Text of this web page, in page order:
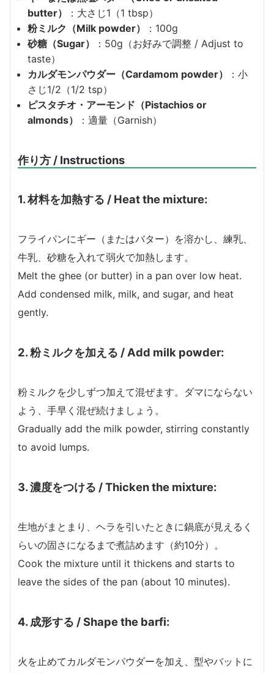
butter）
：大さじ1（1 tbsp）
粉ミルク（Milk powder）
：100g
砂糖（Sugar）
：50g（お好みで調整 / Adjust to
taste）
カルダモンパウダー（Cardamom powder）
：小
さじ1/2（1/2 tsp）
ピスタチオ・アーモンド（Pistachios or
almonds）
：適量（Garnish）
作り方 / Instructions
1.材料を加熱する / Heat the mixture:
フライパンにギー（またはバター）を溶かし、練乳、
牛乳、砂糖を入れて弱火で加熱します。
Melt the ghee (or butter) in a pan over low heat.
Add condensed milk, milk, and sugar, and heat
gently.
2.粉ミルクを加える / Add milk powder:
粉ミルクを少しずつ加えて混ぜます。ダマにならない
よう、手早く混ぜ続けましょう。
Gradually add the milk powder, stirring constantly
to avoid lumps.
3.濃度をつける / Thicken the mixture:
生地がまとまり、ヘラを引いたときに鍋底が見えるく
らいの固さになるまで煮詰めます（約10分）。
Cook the mixture until it thickens and starts to
leave the sides of the pan (about 10 minutes).
4.成形する / Shape the barfi:
火を止めてカルダモンパウダーを加え、型やバットに